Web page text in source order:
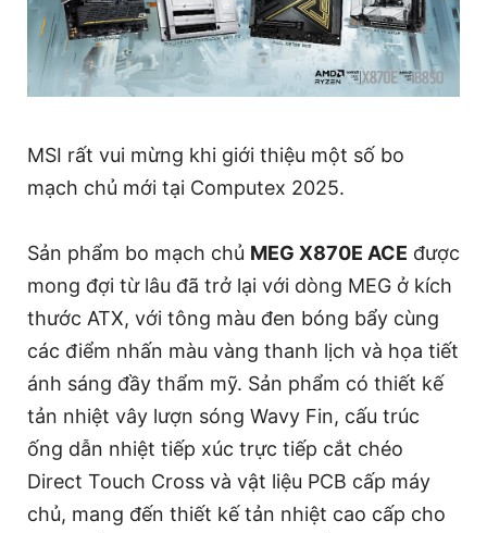
MSI rất vui mừng khi giới thiệu một số bo
mạch chủ mới tại Computex 2025.
Sản phẩm bo mạch chủ MEG X870E ACE được
mong đợi từ lâu đã trở lại với dòng MEG ở kích
thước ATX, với tông màu đen bóng bẩy cùng
các điểm nhấn màu vàng thanh lịch và họa tiết
ánh sáng đầy thẩm mỹ. Sản phẩm có thiết kế
tản nhiệt vây lượn sóng Wavy Fin, cấu trúc
ống dẫn nhiệt tiếp xúc trực tiếp cắt chéo
Direct Touch Cross và vật liệu PCB cấp máy
chủ, mang đến thiết kế tản nhiệt cao cấp cho